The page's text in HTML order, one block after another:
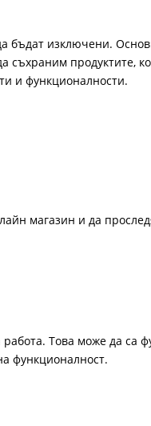
бъдат изключени.
продуктите,
и функционалности.
магазин и да
Това може да са
функционалност.